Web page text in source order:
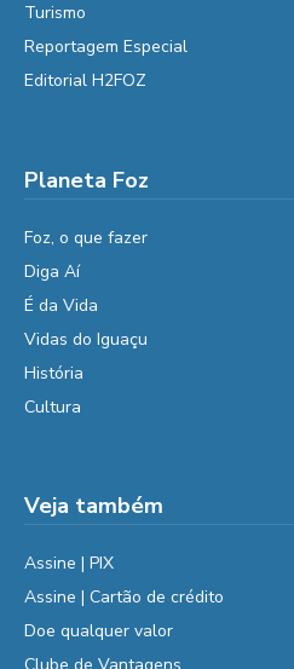
Turismo
Reportagem Especial
Editorial H2FOZ
Planeta Foz
Foz, o que fazer
Diga Aí
É da Vida
Vidas do Iguaçu
História
Cultura
Veja também
Assine | PIX
Assine | Cartão de crédito
Doe qualquer valor